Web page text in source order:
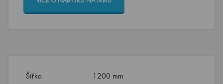
Šířka
1200 mm